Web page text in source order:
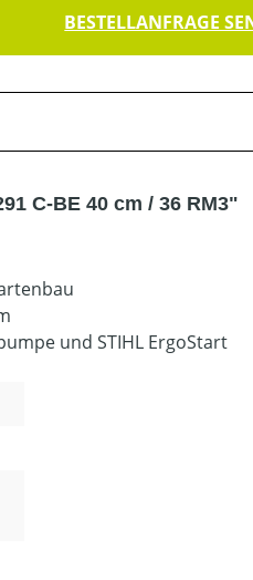
BESTELLANFRAGE
C-BE 40 cm / 36 RM3"
und STIHL ErgoStart